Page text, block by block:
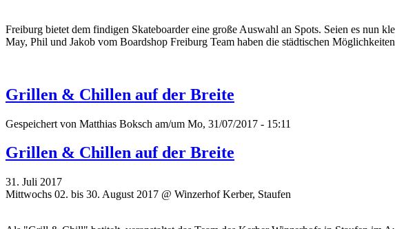
Freiburg bietet dem findigen Skateboarder eine große Auswahl an Spots. Seien es nun
May, Phil und Jakob vom Boardshop Freiburg Team haben die städtischen
Grillen & Chillen auf der Breite
Gespeichert von Matthias Boksch am/um Mo, 31/07/2017 - 15:11
Grillen & Chillen auf der Breite
31. Juli 2017
Mittwochs 02. bis 30. August 2017 @ Winzerhof Kerber, Staufen